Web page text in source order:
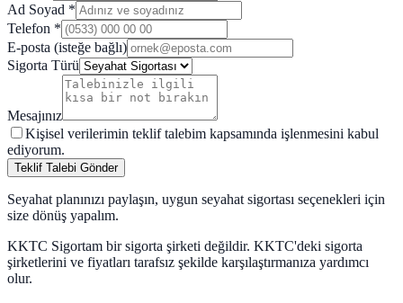
Ad Soyad *
Telefon *
E-posta (isteğe bağlı)
Sigorta Türü
Mesajınız
Kişisel verilerimin teklif talebim kapsamında işlenmesini kabul
ediyorum.
Teklif Talebi Gönder
Seyahat planınızı paylaşın, uygun seyahat sigortası seçenekleri için
size dönüş yapalım.
KKTC Sigortam bir sigorta şirketi değildir. KKTC'deki sigorta
şirketlerini ve fiyatları tarafsız şekilde karşılaştırmanıza yardımcı
olur.